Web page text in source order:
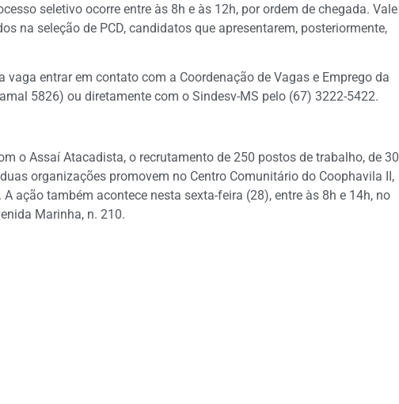
seletivo ocorre entre às 8h e às 12h, por ordem de chegada. Vale
na seleção de PCD, candidatos que apresentarem, posteriormente,
vaga entrar em contato com a Coordenação de Vagas e Emprego da
5826) ou diretamente com o Sindesv-MS pelo (67) 3222-5422.
o Assaí Atacadista, o recrutamento de 250 postos de trabalho, de 30
organizações promovem no Centro Comunitário do Coophavila II,
ação também acontece nesta sexta-feira (28), entre às 8h e 14h, no
Marinha, n. 210.